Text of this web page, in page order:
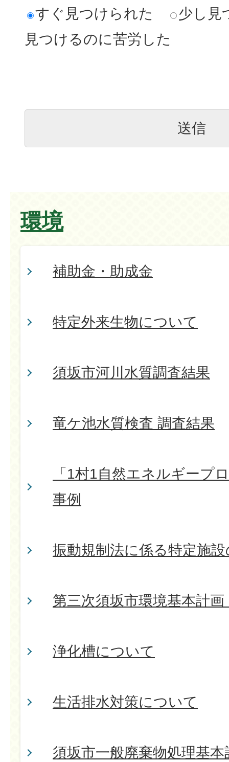
すぐ見つけられた
少し見
見つけるのに苦労した
環境
補助金・助成金
特定外来生物について
須坂市河川水質調査結果
竜ケ池水質検査 調査結果
「1村1自然エネルギープ
事例
振動規制法に係る特定施
第三次須坂市環境基本計
浄化槽について
生活排水対策について
須坂市一般廃棄物処理基本